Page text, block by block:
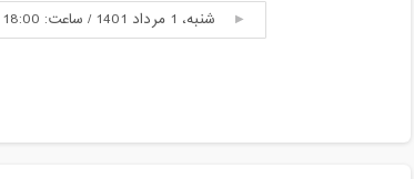
شنبه، 1 مرداد 1401 / ساعت: 18:00 - 19:00